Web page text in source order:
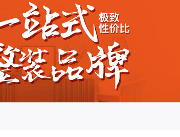
软装攻略
轻松一刻